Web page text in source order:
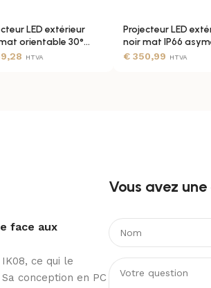
200 W
ambiante élevée
LED extérieur
orientable 30°
HTVA
Projecteur LED
noir mat IP66
50° 0-10V
€ 350,99 HTVA
face aux
ce qui le
conception en PC
Vous avez